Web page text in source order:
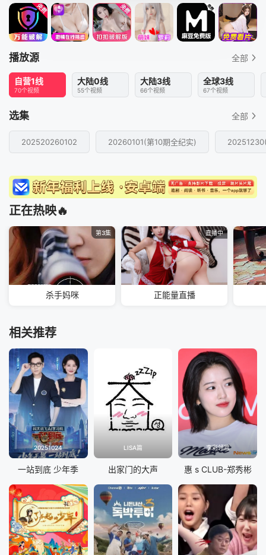
播放源 全部
自营1线
70个视频
大陆0线
55个视频
大陆3线
66个视频
全球3线
67个视频
选集 全部
202520260102 20260101(第10期全纪实)
正在热映🔥
第3集
杀手妈咪
直播中
正能量直播
相关推荐
20251024
一站到底 少年季
LISA篇
出家门的大声
李彩领篇
惠 s CLUB-郑秀彬